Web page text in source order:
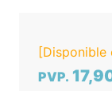
[Disponible
PVP.